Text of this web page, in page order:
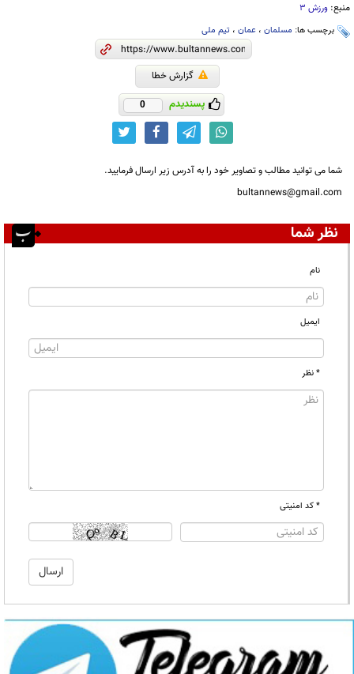
منبع: ورزش 3
برچسب ها: مسلمان ، عمان ، تیم ملی
گزارش خطا
پسندیدم 0
شما می توانید مطالب و تصاویر خود را به آدرس زیر ارسال فرمایید.
bultannews@gmail.com
نظر شما
نام
ایمیل
* نظر
* کد امنیتی